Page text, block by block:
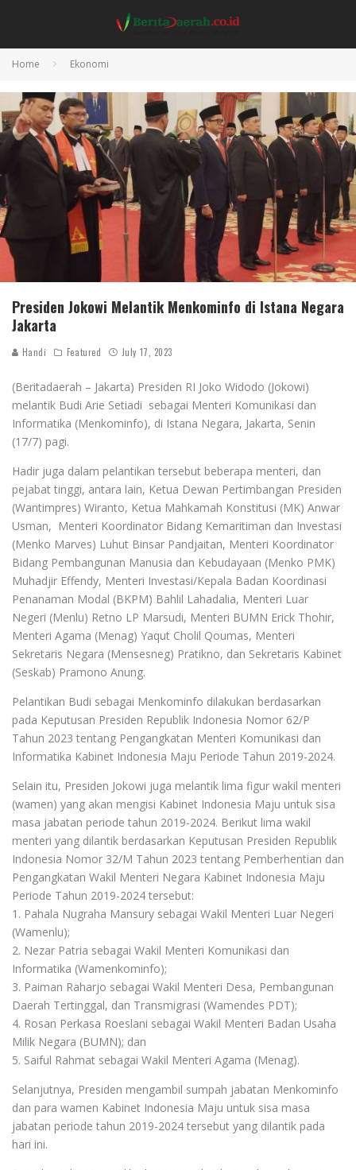
Home Ekonomi
Presiden Jokowi Melantik Menkominfo di Istana Negara
Jakarta
Handi Featured July 17, 2023
(Beritadaerah – Jakarta) Presiden RI Joko Widodo (Jokowi)
melantik Budi Arie Setiadi sebagai Menteri Komunikasi dan
Informatika (Menkominfo), di Istana Negara, Jakarta, Senin
(17/7) pagi.
Hadir juga dalam pelantikan tersebut beberapa menteri, dan
pejabat tinggi, antara lain, Ketua Dewan Pertimbangan Presiden
(Wantimpres) Wiranto, Ketua Mahkamah Konstitusi (MK) Anwar
Usman, Menteri Koordinator Bidang Kemaritiman dan Investasi
(Menko Marves) Luhut Binsar Pandjaitan, Menteri Koordinator
Bidang Pembangunan Manusia dan Kebudayaan (Menko PMK)
Muhadjir Effendy, Menteri Investasi/Kepala Badan Koordinasi
Penanaman Modal (BKPM) Bahlil Lahadalia, Menteri Luar
Negeri (Menlu) Retno LP Marsudi, Menteri BUMN Erick Thohir,
Menteri Agama (Menag) Yaqut Cholil Qoumas, Menteri
Sekretaris Negara (Mensesneg) Pratikno, dan Sekretaris Kabinet
(Seskab) Pramono Anung.
Pelantikan Budi sebagai Menkominfo dilakukan berdasarkan
pada Keputusan Presiden Republik Indonesia Nomor 62/P
Tahun 2023 tentang Pengangkatan Menteri Komunikasi dan
Informatika Kabinet Indonesia Maju Periode Tahun 2019-2024.
Selain itu, Presiden Jokowi juga melantik lima figur wakil menteri
(wamen) yang akan mengisi Kabinet Indonesia Maju untuk sisa
masa jabatan periode tahun 2019-2024. Berikut lima wakil
menteri yang dilantik berdasarkan Keputusan Presiden Republik
Indonesia Nomor 32/M Tahun 2023 tentang Pemberhentian dan
Pengangkatan Wakil Menteri Negara Kabinet Indonesia Maju
Periode Tahun 2019-2024 tersebut:
1. Pahala Nugraha Mansury sebagai Wakil Menteri Luar Negeri
(Wamenlu);
2. Nezar Patria sebagai Wakil Menteri Komunikasi dan
Informatika (Wamenkominfo);
3. Paiman Raharjo sebagai Wakil Menteri Desa, Pembangunan
Daerah Tertinggal, dan Transmigrasi (Wamendes PDT);
4. Rosan Perkasa Roeslani sebagai Wakil Menteri Badan Usaha
Milik Negara (BUMN); dan
5. Saiful Rahmat sebagai Wakil Menteri Agama (Menag).
Selanjutnya, Presiden mengambil sumpah jabatan Menkominfo
dan para wamen Kabinet Indonesia Maju untuk sisa masa
jabatan periode tahun 2019-2024 tersebut yang dilantik pada
hari ini.